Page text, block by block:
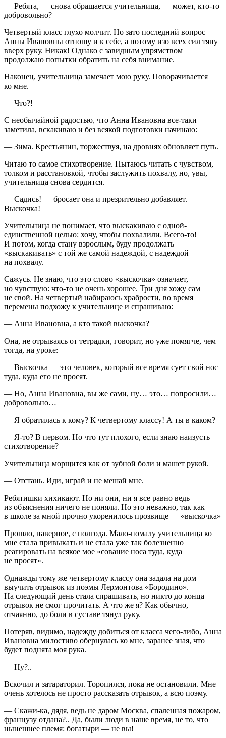
— Ребята, — снова обращается учительница, — может, кто-то
добровольно?
Четвертый класс глухо молчит. Но зато последний вопрос
Анны Ивановны отношу и к себе, а потому изо всех сил тяну
вверх руку. Никак! Однако с завидным упрямством
продолжаю попытки обратить на себя внимание.
Наконец, учительница замечает мою руку. Поворачивается
ко мне.
— Что?!
С необычайной радостью, что Анна Ивановна все-таки
заметила, вскакиваю и без всякой подготовки начинаю:
— Зима. Крестьянин, торжествуя, на дровнях обновляет путь.
Читаю то самое стихотворение. Пытаюсь читать с чувством,
толком и расстановкой, чтобы заслужить похвалу, но, увы,
учительница снова сердится.
— Садись! — бросает она и презрительно добавляет. —
Выскочка!
Учительница не понимает, что выскакиваю с одной-
единственной целью: хочу, чтобы похвалили. Всего-то!
И потом, когда стану взрослым, буду продолжать
«выскакивать» с той же самой надеждой, с надеждой
на похвалу.
Сажусь. Не знаю, что это слово «выскочка» означает,
но чувствую: что-то не очень хорошее. Три дня хожу сам
не свой. На четвертый набираюсь храбрости, во время
перемены подхожу к учительнице и спрашиваю:
— Анна Ивановна, а кто такой выскочка?
Она, не отрываясь от тетрадки, говорит, но уже помягче, чем
тогда, на уроке:
— Выскочка — это человек, который все время сует свой нос
туда, куда его не просят.
— Но, Анна Ивановна, вы же сами, ну… это… попросили…
добровольно…
— Я обратилась к кому? К четвертому классу! А ты в каком?
— Я-то? В первом. Но что тут плохого, если знаю наизусть
стихотворение?
Учительница морщится как от зубной боли и машет рукой.
— Отстань. Иди, играй и не мешай мне.
Ребятишки хихикают. Но ни они, ни я все равно ведь
из объяснения ничего не поняли. Но это неважно, так как
в школе за мной прочно укоренилось прозвище — «выскочка»
Прошло, наверное, с полгода. Мало-помалу учительница ко
мне стала привыкать и не стала уже так болезненно
реагировать на всякое мое «сование носа туда, куда
не просят».
Однажды тому же четвертому классу она задала на дом
выучить отрывок из поэмы Лермонтова «Бородино».
На следующий день стала спрашивать, но никто до конца
отрывок не смог прочитать. А что же я? Как обычно,
отчаянно, до боли в суставе тянул руку.
Потеряв, видимо, надежду добиться от класса чего-либо, Анна
Ивановна милостиво обернулась ко мне, заранее зная, что
будет поднята моя рука.
— Ну?..
Вскочил и затараторил. Торопился, пока не остановили. Мне
очень хотелось не просто рассказать отрывок, а всю поэму.
— Скажи-ка, дядя, ведь не даром Москва, спаленная пожаром,
французу отдана?.. Да, были люди в наше время, не то, что
нынешнее племя: богатыри — не вы!